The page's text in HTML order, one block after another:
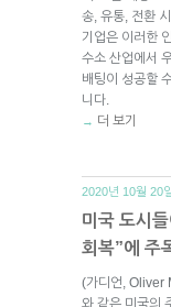
송, 유통, 전환
기업은 이러한
수소 산업에서
배팅이 성공할
니다.
→ 더 보기
2020년 10월 20
미국 도시
회복”에 주
(가디언, Oliver
와 같은 미국의